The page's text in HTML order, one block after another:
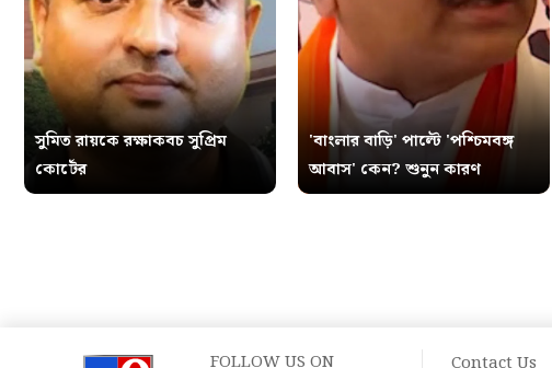
সুমিত রায়কে রক্ষাকবচ সুপ্রিম
কোর্টের
'বাংলার বাড়ি' পাল্টে 'পশ্চিমবঙ্গ
আবাস' কেন? শুনুন কারণ
FOLLOW US ON